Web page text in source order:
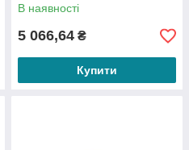
В наявності
5 066,64 ₴
Купити